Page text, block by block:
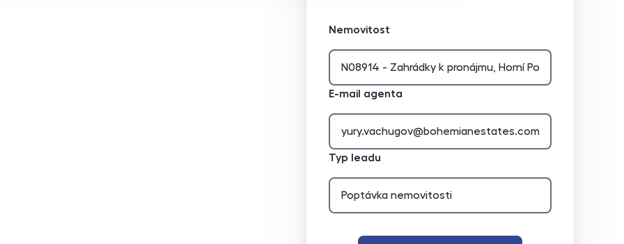
Nemovitost
E-mail agenta
Typ leadu